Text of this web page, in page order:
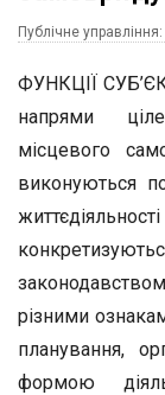
Публічне
ФУНКЦІЇ
напрями
місцевого
виконуються
різними
планування,
формою